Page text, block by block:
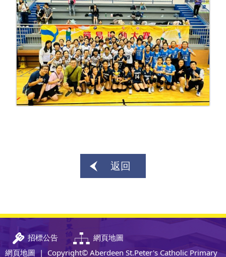
返回
招標公告
網頁地圖
網頁地圖 | Copyright© Aberdeen St.Peter's Catholic Primary